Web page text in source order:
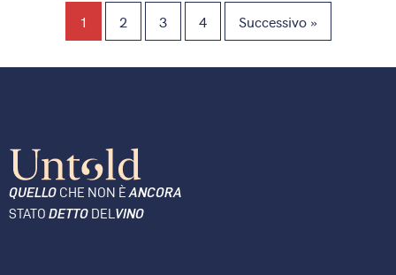
1 2 3 4 Successivo »
QUELLO CHE NON ÈANCORA
STATO DETTO DELVINO